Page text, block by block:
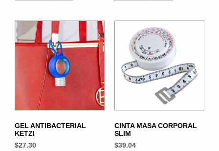
GEL ANTIBACTERIAL
KETZI
$27.30
CINTA MASA CORPORAL
SLIM
$39.04